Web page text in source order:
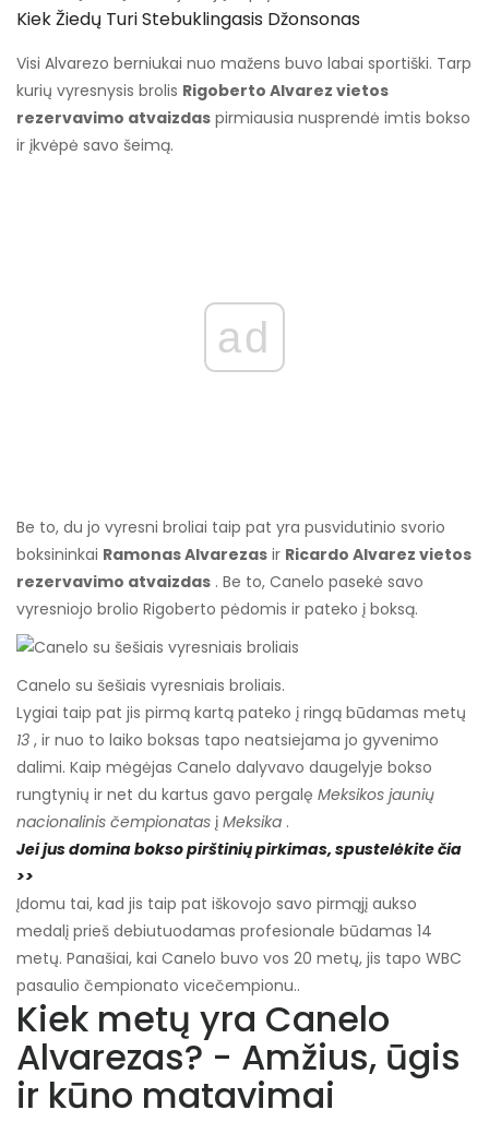
Kiek Žiedų Turi Stebuklingasis Džonsonas
Visi Alvarezo berniukai nuo mažens buvo labai sportiški. Tarp
kurių vyresnysis brolis Rigoberto Alvarez vietos
rezervavimo atvaizdas pirmiausia nusprendė imtis bokso
ir įkvėpė savo šeimą.
ad
Be to, du jo vyresni broliai taip pat yra pusvidutinio svorio
boksininkai Ramonas Alvarezas ir Ricardo Alvarez vietos
rezervavimo atvaizdas . Be to, Canelo pasekė savo
vyresniojo brolio Rigoberto pėdomis ir pateko į boksą.
Canelo su šešiais vyresniais broliais.
Lygiai taip pat jis pirmą kartą pateko į ringą būdamas metų
13 , ir nuo to laiko boksas tapo neatsiejama jo gyvenimo
dalimi. Kaip mėgėjas Canelo dalyvavo daugelyje bokso
rungtynių ir net du kartus gavo pergalę Meksikos jaunių
nacionalinis čempionatas į Meksika .
Jei jus domina bokso pirštinių pirkimas, spustelėkite čia
>>
Įdomu tai, kad jis taip pat iškovojo savo pirmąjį aukso
medalį prieš debiutuodamas profesionale būdamas 14
metų. Panašiai, kai Canelo buvo vos 20 metų, jis tapo WBC
pasaulio čempionato vicečempionu..
Kiek metų yra Canelo
Alvarezas? - Amžius, ūgis
ir kūno matavimai